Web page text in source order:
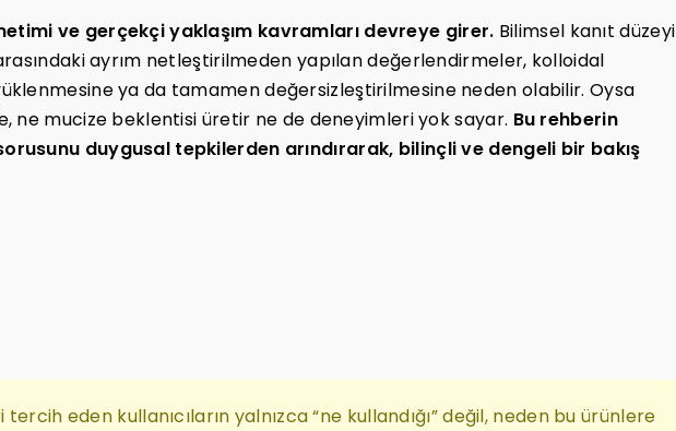
ve gerçekçi yaklaşım kavramları devreye girer. Bilimsel kanıt düzeyi
ayrım netleştirilmeden yapılan değerlendirmeler, kolloidal
ya da tamamen değersizleştirilmesine neden olabilir. Oysa
ne mucize beklentisi üretir ne de deneyimleri yok sayar. Bu rehberin
duygusal tepkilerden arındırarak, bilinçli ve dengeli bir bakış
eden kullanıcıların yalnızca “ne kullandığı” değil, neden bu ürünlere